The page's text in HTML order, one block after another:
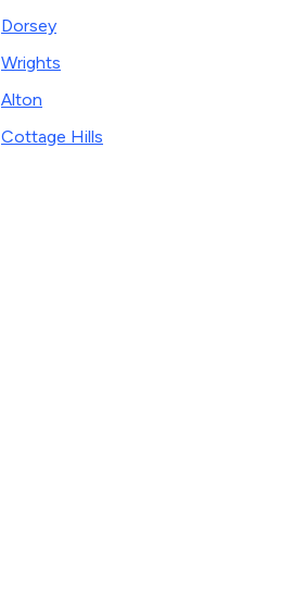
Dorsey
Wrights
Alton
Cottage Hills